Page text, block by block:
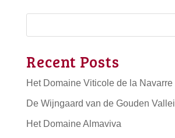
Recent Posts
Het Domaine Viticole de la Navarre
De Wijngaard van de Gouden Vallei
Het Domaine Almaviva